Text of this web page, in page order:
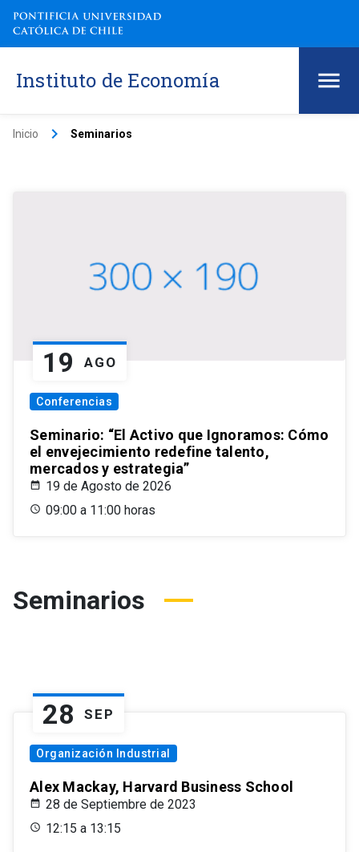
Instituto de Economía
Inicio keyboard_arrow_right Seminarios
19 AGO
Conferencias
Seminario: “El Activo que Ignoramos: Cómo
el envejecimiento redefine talento,
mercados y estrategia”
19 de Agosto de 2026
09:00 a 11:00 horas
Seminarios
28 SEP
Organización Industrial
Alex Mackay, Harvard Business School
28 de Septiembre de 2023
12:15 a 13:15